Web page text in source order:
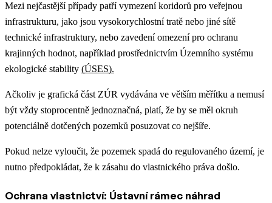
Mezi nejčastější případy patří vymezení koridorů pro veřejnou
infrastrukturu, jako jsou vysokorychlostní tratě nebo jiné sítě
technické infrastruktury, nebo zavedení omezení pro ochranu
krajinných hodnot, například prostřednictvím Územního systému
ekologické stability (ÚSES).
Ačkoliv je grafická část ZÚR vydávána ve větším měřítku a nemusí
být vždy stoprocentně jednoznačná, platí, že by se měl okruh
potenciálně dotčených pozemků posuzovat co nejšíře.
Pokud nelze vyloučit, že pozemek spadá do regulovaného území, je
nutno předpokládat, že k zásahu do vlastnického práva došlo.
Ochrana vlastnictví: Ústavní rámec náhrad